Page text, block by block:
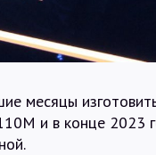
месяцы
и в конце 2023